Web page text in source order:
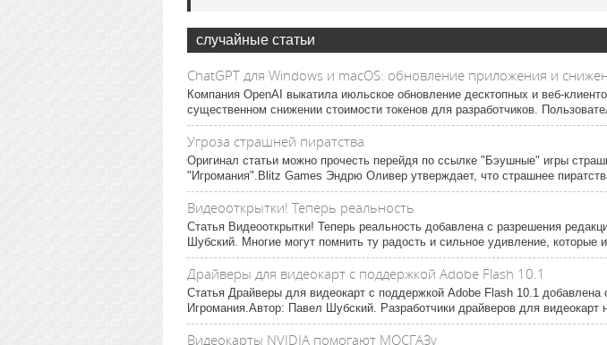
случайные статьи
ChatGPT для Windows и macOS: обновление приложения и
Компания OpenAI выкатила июльское обновление десктопных и веб-
существенном снижении стоимости токенов для разработчиков.
Угроза страшней пиратства
Оригинал статьи можно прочесть перейдя по ссылке "Бэушные" игры
"Игромания".Blitz Games Эндрю Оливер утверждает, что страшнее
Видеооткрытки! Теперь реальность
Статья Видеооткрытки! Теперь реальность добавлена с разрешения
Шубский. Многие могут помнить ту радость и сильное удивление, которые
Драйверы для видеокарт с поддержкой Adobe Flash 10.1
Статья Драйверы для видеокарт с поддержкой Adobe Flash 10.1 добавлена
Игромания.Автор: Павел Шубский. Разработчики драйверов для видеокарт
Видеокарты NVIDIA помогают МОСГАЗу